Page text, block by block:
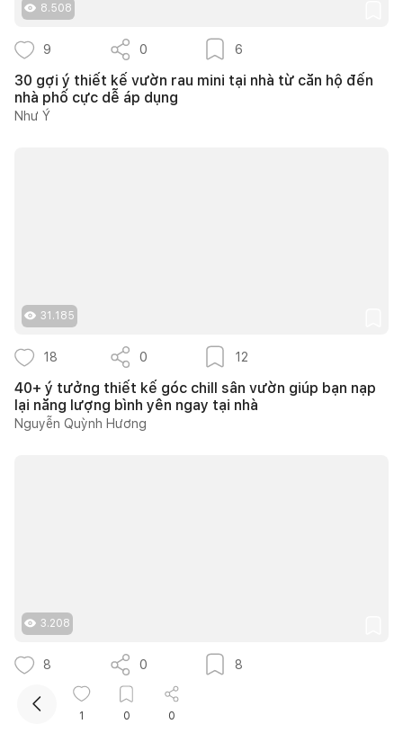
8.508
9 0 6
30 gợi ý thiết kế vườn rau mini tại nhà từ căn hộ đến
nhà phố cực dễ áp dụng
Như Ý
31.185
18 0 12
40+ ý tưởng thiết kế góc chill sân vườn giúp bạn nạp
lại năng lượng bình yên ngay tại nhà
Nguyễn Quỳnh Hương
3.208
8 0 8
Căn hộ 90m2 tại Opal Tower thiết kế Neo Classic
sang trọng cho gia đình trẻ
1 0 0